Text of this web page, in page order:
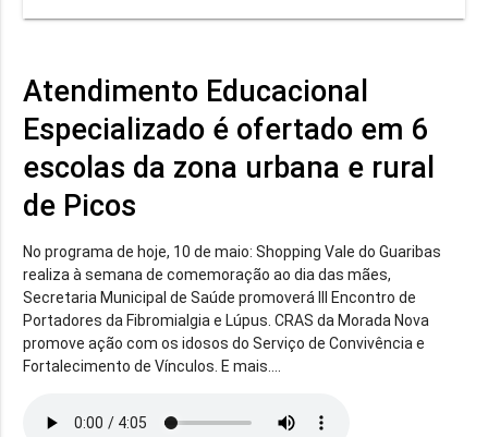
integral e regular.
Atendimento Educacional
Especializado é ofertado em 6
escolas da zona urbana e rural
de Picos
No programa de hoje, 10 de maio: Shopping Vale do Guaribas
realiza à semana de comemoração ao dia das mães,
Secretaria Municipal de Saúde promoverá III Encontro de
Portadores da Fibromialgia e Lúpus. CRAS da Morada Nova
promove ação com os idosos do Serviço de Convivência e
Fortalecimento de Vínculos. E mais....